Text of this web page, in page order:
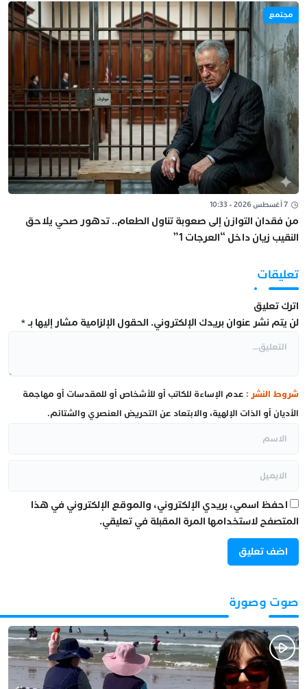
مجتمع
7 أغسطس 2026 - 10:33
من فقدان التوازن إلى صعوبة تناول الطعام.. تدهور صحي يلاحق
النقيب زيان داخل “العرجات 1”
تعليقات
اترك تعليق
لن يتم نشر عنوان بريدك الإلكتروني. الحقول الإلزامية مشار إليها بـ*
شروط النشر : عدم الإساءة للكاتب أو للأشخاص أو للمقدسات أو مهاجمة
الأديان أو الذات الإلهية، والابتعاد عن التحريض العنصري والشتائم.
احفظ اسمي، بريدي الإلكتروني، والموقع الإلكتروني في هذا
المتصفح لاستخدامها المرة المقبلة في تعليقي.
صوت وصورة